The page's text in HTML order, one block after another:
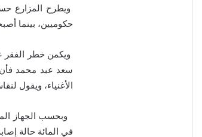
ويطرح المزارع
حكوميين، بينما
ويكمن خطر الفقر
سعد عبد محمد فأن
الأغنياء، ويقول
في المائة حالة إصابة بنقص الوزن بين الأطفال و(25,7)